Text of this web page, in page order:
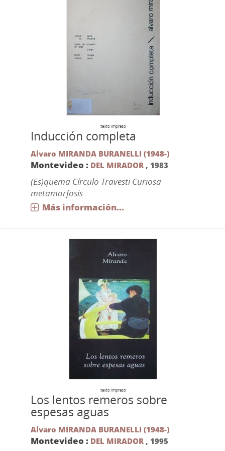
texto impreso
Inducción completa
Alvaro MIRANDA BURANELLI (1948-)
Montevideo : DEL MIRADOR, 1983
(Es)quema Círculo Travesti Curiosa
metamorfosis
Más información...
texto impreso
Los lentos remeros sobre
espesas aguas
Alvaro MIRANDA BURANELLI (1948-)
Montevideo : DEL MIRADOR, 1995